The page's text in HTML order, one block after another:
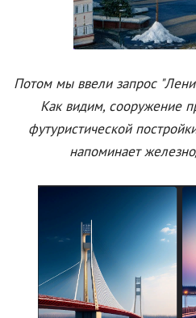
Потом мы ввели запрос
Как видим, сооружение
футуристической
напоминает